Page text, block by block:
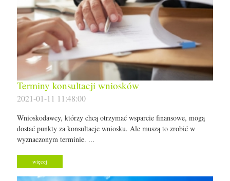
Terminy konsultacji wniosków
2021-01-11 11:48:00
Wnioskodawcy, którzy chcą otrzymać wsparcie finansowe, mogą
dostać punkty za konsultacje wniosku. Ale muszą to zrobić w
wyznaczonym terminie. ...
więcej